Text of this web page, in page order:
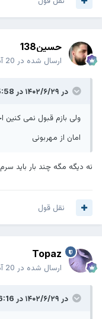
حسین138
ارسال شده در 20 آذر، 2023
در ۱۴۰۲/۶/۲۹ در 15:58،
ولی بازم قبول نمی کنین
امان از مهربونی
نه دیگه مگه چند بار باید
نقل قول
Topaz
ارسال شده در 20 آذر، 2023
در ۱۴۰۲/۶/۲۹ در 16:16،